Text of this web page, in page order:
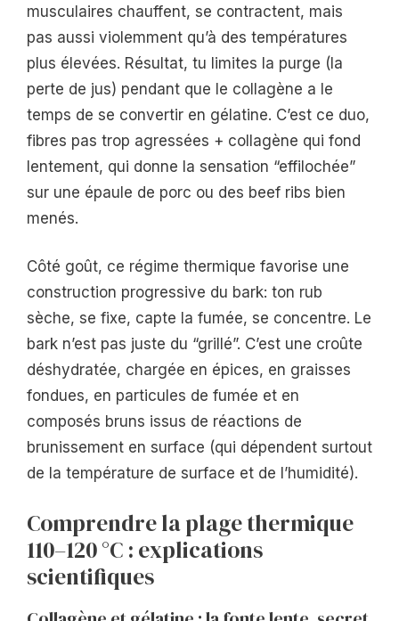
musculaires chauffent, se contractent, mais
pas aussi violemment qu’à des températures
plus élevées. Résultat, tu limites la purge (la
perte de jus) pendant que le collagène a le
temps de se convertir en gélatine. C’est ce duo,
fibres pas trop agressées + collagène qui fond
lentement, qui donne la sensation “effilochée”
sur une épaule de porc ou des beef ribs bien
menés.
Côté goût, ce régime thermique favorise une
construction progressive du bark: ton rub
sèche, se fixe, capte la fumée, se concentre. Le
bark n’est pas juste du “grillé”. C’est une croûte
déshydratée, chargée en épices, en graisses
fondues, en particules de fumée et en
composés bruns issus de réactions de
brunissement en surface (qui dépendent surtout
de la température de surface et de l’humidité).
Comprendre la plage thermique
110–120 °C : explications
scientifiques